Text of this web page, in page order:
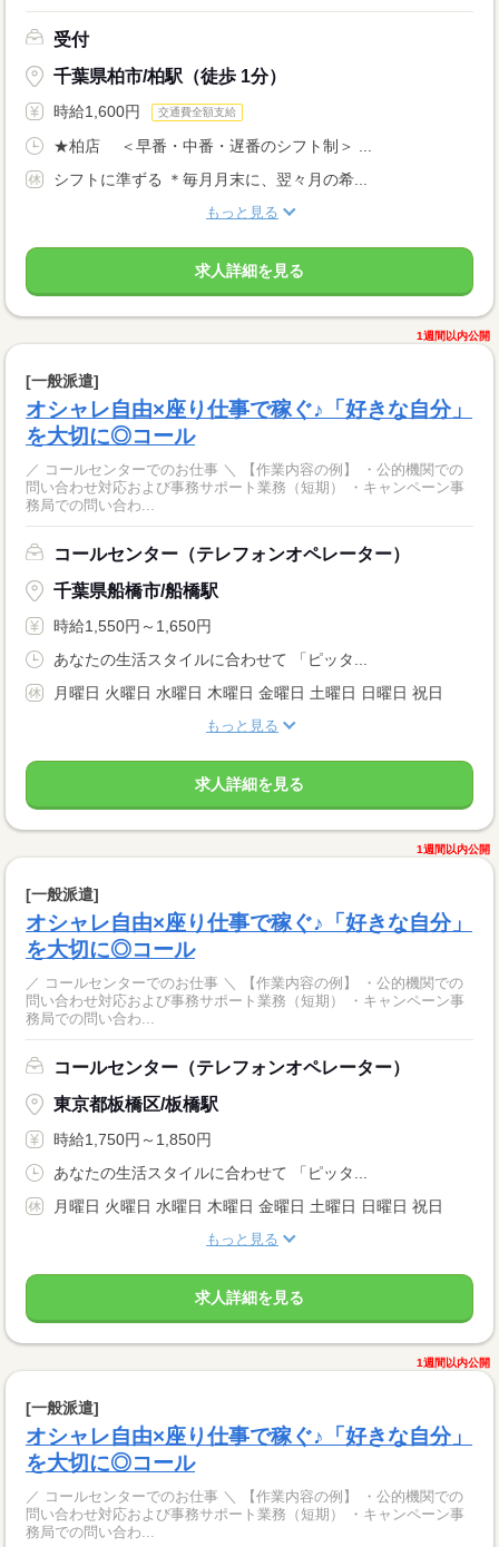
受付
千葉県柏市/柏駅（徒歩 1分）
時給1,600円 交通費全額支給
★柏店 ＜早番・中番・遅番のシフト制＞ ...
シフトに準ずる ＊毎月月末に、翌々月の希...
もっと見る
求人詳細を見る
1週間以内公開
[一般派遣]
オシャレ自由×座り仕事で稼ぐ♪「好きな自分」
を大切に◎コール
／ コールセンターでのお仕事 ＼ 【作業内容の例】 ・公的機関での
問い合わせ対応および事務サポート業務（短期） ・キャンペーン事
務局での問い合わ...
コールセンター（テレフォンオペレーター）
千葉県船橋市/船橋駅
時給1,550円～1,650円
あなたの生活スタイルに合わせて 「ピッタ...
月曜日 火曜日 水曜日 木曜日 金曜日 土曜日 日曜日 祝日
もっと見る
求人詳細を見る
1週間以内公開
[一般派遣]
オシャレ自由×座り仕事で稼ぐ♪「好きな自分」
を大切に◎コール
／ コールセンターでのお仕事 ＼ 【作業内容の例】 ・公的機関での
問い合わせ対応および事務サポート業務（短期） ・キャンペーン事
務局での問い合わ...
コールセンター（テレフォンオペレーター）
東京都板橋区/板橋駅
時給1,750円～1,850円
あなたの生活スタイルに合わせて 「ピッタ...
月曜日 火曜日 水曜日 木曜日 金曜日 土曜日 日曜日 祝日
もっと見る
求人詳細を見る
1週間以内公開
[一般派遣]
オシャレ自由×座り仕事で稼ぐ♪「好きな自分」
を大切に◎コール
／ コールセンターでのお仕事 ＼ 【作業内容の例】 ・公的機関での
問い合わせ対応および事務サポート業務（短期） ・キャンペーン事
務局での問い合わ...